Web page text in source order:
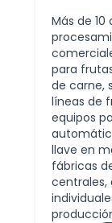
Más de
para
de carne,
líneas de
equipos
llave en
fábricas
centrales,